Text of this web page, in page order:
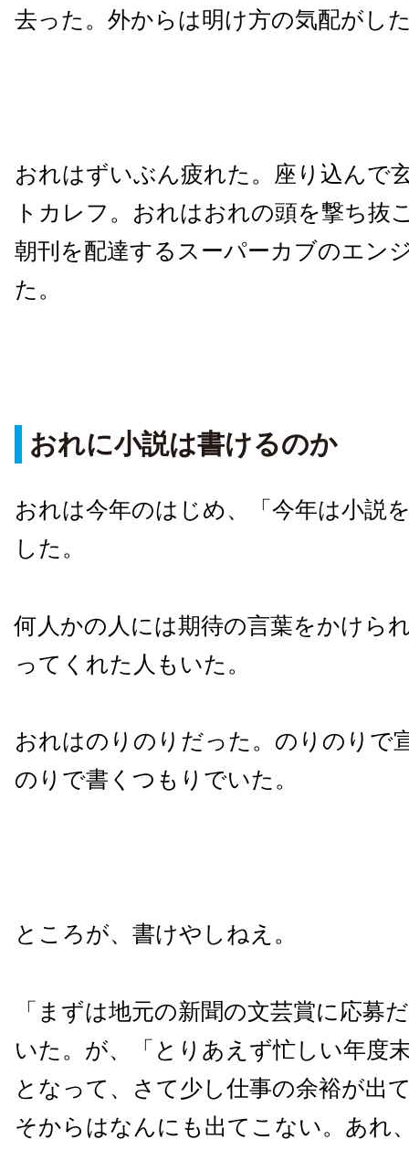
去った。外からは明け方の気配がし
おれはずいぶん疲れた。座り込んで
トカレフ。おれはおれの頭を撃ち抜
朝刊を配達するスーパーカブのエン
た。
おれに小説は書けるのか
おれは今年のはじめ、「今年は小説
した。
何人かの人には期待の言葉をかけら
ってくれた人もいた。
おれはのりのりだった。のりのりで
のりで書くつもりでいた。
ところが、書けやしねえ。
「まずは地元の新聞の文芸賞に応募
いた。が、「とりあえず忙しい年度
となって、さて少し仕事の余裕が出
そからはなんにも出てこない。あれ